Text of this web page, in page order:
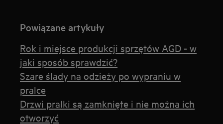
Powiązane artykuły
Rok i miejsce produkcji sprzętów AGD - w
jaki sposób sprawdzić?
Szare ślady na odzieży po wypraniu w
pralce
Drzwi pralki są zamknięte i nie można ich
otworzyć